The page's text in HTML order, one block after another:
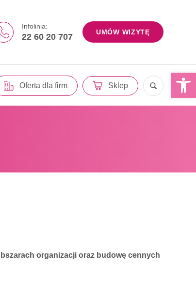
Infolinia:
22 60 20 707 UMÓW WIZYTĘ
Oferta dla firm Sklep
organizacji oraz budowę cennych